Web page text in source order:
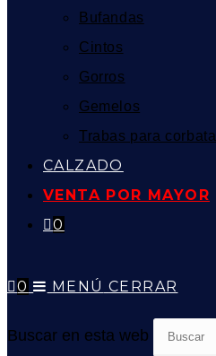
Bufandas
Cintos
Gorros
Gemelos
Trabas para corbata
CALZADO
VENTA POR MAYOR
0
0 MENÚ CERRAR
Buscar en esta web